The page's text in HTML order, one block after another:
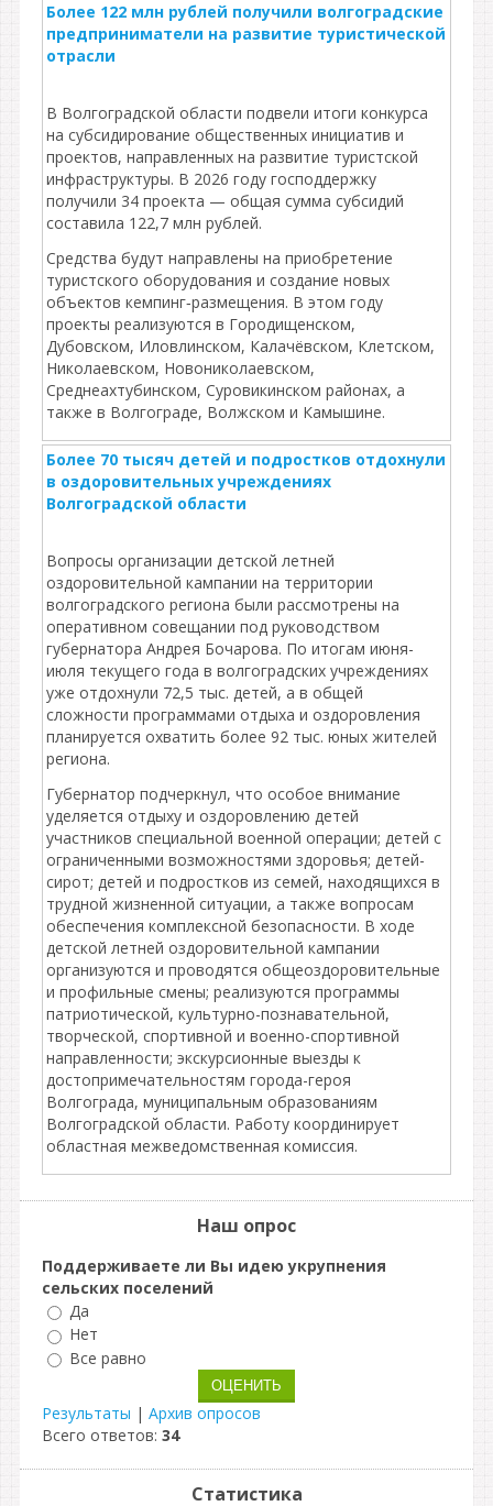
Более 122 млн рублей получили волгоградские
предприниматели на развитие туристической
отрасли
В Волгоградской области подвели итоги конкурса
на субсидирование общественных инициатив и
проектов, направленных на развитие туристской
инфраструктуры. В 2026 году господдержку
получили 34 проекта — общая сумма субсидий
составила 122,7 млн рублей.
Средства будут направлены на приобретение
туристского оборудования и создание новых
объектов кемпинг‑размещения. В этом году
проекты реализуются в Городищенском,
Дубовском, Иловлинском, Калачёвском, Клетском,
Николаевском, Новониколаевском,
Среднеахтубинском, Суровикинском районах, а
также в Волгограде, Волжском и Камышине.
Более 70 тысяч детей и подростков отдохнули
в оздоровительных учреждениях
Волгоградской области
Вопросы организации детской летней
оздоровительной кампании на территории
волгоградского региона были рассмотрены на
оперативном совещании под руководством
губернатора Андрея Бочарова. По итогам июня-
июля текущего года в волгоградских учреждениях
уже отдохнули 72,5 тыс. детей, а в общей
сложности программами отдыха и оздоровления
планируется охватить более 92 тыс. юных жителей
региона.
Губернатор подчеркнул, что особое внимание
уделяется отдыху и оздоровлению детей
участников специальной военной операции; детей с
ограниченными возможностями здоровья; детей-
сирот; детей и подростков из семей, находящихся в
трудной жизненной ситуации, а также вопросам
обеспечения комплексной безопасности. В ходе
детской летней оздоровительной кампании
организуются и проводятся общеоздоровительные
и профильные смены; реализуются программы
патриотической, культурно-познавательной,
творческой, спортивной и военно-спортивной
направленности; экскурсионные выезды к
достопримечательностям города-героя
Волгограда, муниципальным образованиям
Волгоградской области. Работу координирует
областная межведомственная комиссия.
Наш опрос
Поддерживаете ли Вы идею укрупнения
сельских поселений
Да
Нет
Все равно
Результаты | Архив опросов
Всего ответов: 34
Статистика